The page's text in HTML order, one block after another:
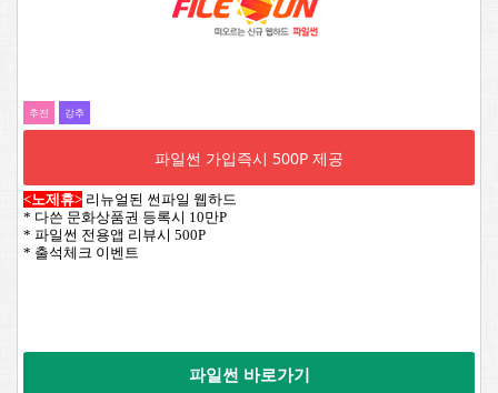
추전 강추
파일썬 가입즉시 500P 제공
<노제휴> 리뉴얼된 썬파일 웹하드
* 다쓴 문화상품권 등록시 10만P
* 파일썬 전용앱 리뷰시 500P
* 출석체크 이벤트
파일썬 바로가기